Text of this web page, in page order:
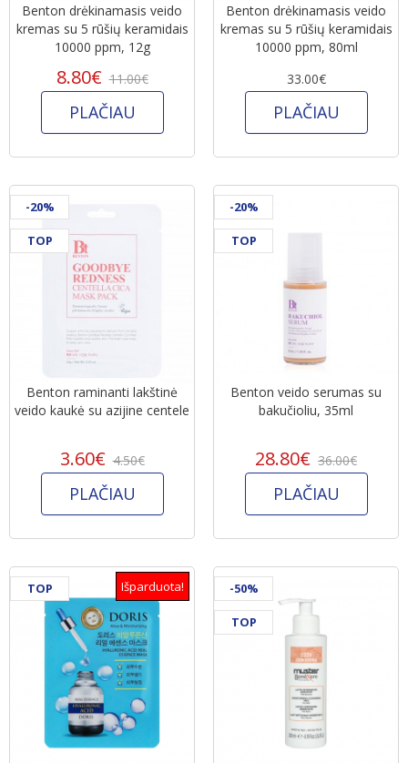
Benton drėkinamasis veido
kremas su 5 rūšių keramidais
10000 ppm, 12g
8.80€ 11.00€
PLAČIAU
Benton drėkinamasis veido
kremas su 5 rūšių keramidais
10000 ppm, 80ml
33.00€
PLAČIAU
Benton raminanti lakštinė
veido kaukė su azijine centele
3.60€ 4.50€
PLAČIAU
-20%
TOP
Benton veido serumas su
bakučioliu, 35ml
28.80€ 36.00€
PLAČIAU
-20%
TOP
Išparduota!
TOP -50%
TOP